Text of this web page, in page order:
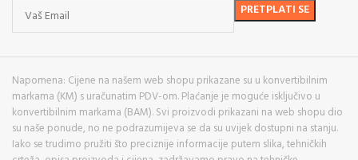
Napomena: Cijene na našem web shopu prikazane su u konvertibilnim
markama (KM) s uračunatim PDV-om. Plaćanje je moguće isključivo u
konvertibilnim markama (BAM). Svi proizvodi prikazani na web shopu dio
su naše ponude, no ne podrazumijeva se da su uvijek dostupni na stanju.
Iako se trudimo pružiti što preciznije informacije putem slika, tehničkih